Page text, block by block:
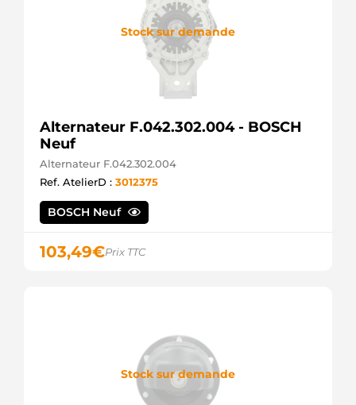
Stock sur demande
Alternateur F.042.302.004 - BOSCH
Neuf
Alternateur F.042.302.004
Ref. AtelierD : 3012375
BOSCH Neuf
103,49€Prix TTC
Stock sur demande